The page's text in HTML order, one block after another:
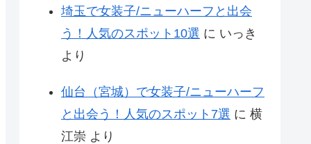
埼玉で女装子/ニューハーフと出会
う！人気のスポット10選 に いっき
より
仙台（宮城）で女装子/ニューハーフ
と出会う！人気のスポット7選 に 横
江崇 より